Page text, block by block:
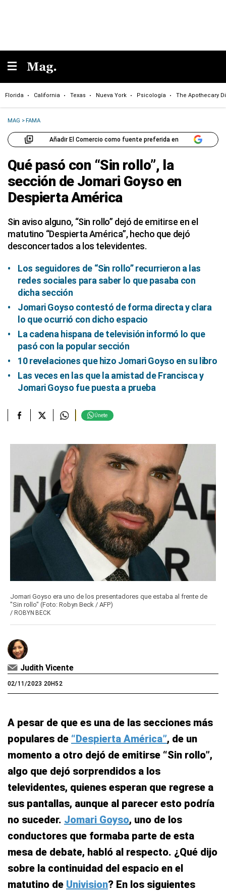
Florida California Texas Nueva York Psicología The Apothecary
MAG >FAMA
Añadir El Comercio como fuente preferida en
Qué pasó con “Sin rollo”, la
sección de Jomari Goyso en
Despierta América
Sin aviso alguno, “Sin rollo” dejó de emitirse en el
matutino “Despierta América”, hecho que dejó
desconcertados a los televidentes.
Los seguidores de “Sin rollo” recurrieron a las
redes sociales para saber lo que pasaba con
dicha sección
Jomari Goyso contestó de forma directa y clara
lo que ocurrió con dicho espacio
La cadena hispana de televisión informó lo que
pasó con la popular sección
10 revelaciones que hizo Jomari Goyso en su libro
Las veces en las que la amistad de Francisca y
Jomari Goyso fue puesta a prueba
Únete
Jomari Goyso era uno de los presentadores que estaba al frente de
"Sin rollo" (Foto: Robyn Beck / AFP)
/ ROBYN BECK
Judith Vicente
02/11/2023 20H52
A pesar de que es una de las secciones más
populares de “Despierta América”, de un
momento a otro dejó de emitirse “Sin rollo”,
algo que dejó sorprendidos a los
televidentes, quienes esperan que regrese a
sus pantallas, aunque al parecer esto podría
no suceder. Jomari Goyso, uno de los
conductores que formaba parte de esta
mesa de debate, habló al respecto. ¿Qué dijo
sobre la continuidad del espacio en el
matutino de Univision? En los siguientes